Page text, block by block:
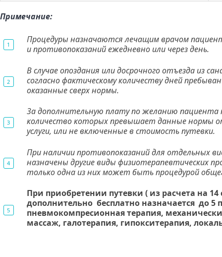
Примечание:
Процедуры назначаются лечащим врачом
и противопоказаний ежедневно или через день.
В случае опоздания или досрочного отъезда из
согласно фактическому количеству дней
оказанные сверх нормы.
3а дополнительную плату по желанию пациента
количество которых превышает данные нормы
услуги, или не включенные в стоимость путевки.
При наличии противопоказаний для отдельных
назначены другие виды физиотерапевтических
только одна из них может быть процедурой
При приобретении путевки ( из расчета на
дополнительно бесплатно назначается до 5
пневмокомпресионная терапия,
массаж, галотерапия, гипокситерапия,